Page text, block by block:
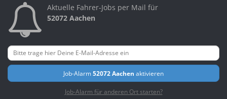
Aktuelle Fahrer-Jobs per Mail für
52072 Aachen
Job-Alarm52072 Aachen aktivieren
Job-Alarm für anderen Ort starten?